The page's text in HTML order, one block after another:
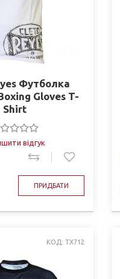
Футболка
Gloves T-
Shirt
відгук
ПРИДБАТИ
КОД: TX712